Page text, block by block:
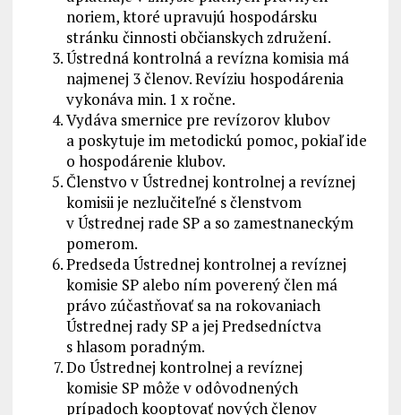
noriem, ktoré upravujú hospodársku
stránku činnosti občianskych združení.
Ústredná kontrolná a revízna komisia má
najmenej 3 členov. Revíziu hospodárenia
vykonáva min. 1 x ročne.
Vydáva smernice pre revízorov klubov
a poskytuje im metodickú pomoc, pokiaľ ide
o hospodárenie klubov.
Členstvo v Ústrednej kontrolnej a revíznej
komisii je nezlučiteľné s členstvom
v Ústrednej rade SP a so zamestnaneckým
pomerom.
Predseda Ústrednej kontrolnej a revíznej
komisie SP alebo ním poverený člen má
právo zúčastňovať sa na rokovaniach
Ústrednej rady SP a jej Predsedníctva
s hlasom poradným.
Do Ústrednej kontrolnej a revíznej
komisie SP môže v odôvodnených
prípadoch kooptovať nových členov